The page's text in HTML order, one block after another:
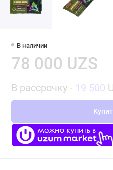
В наличии
78 000 UZS
В рассрочку - 19 500